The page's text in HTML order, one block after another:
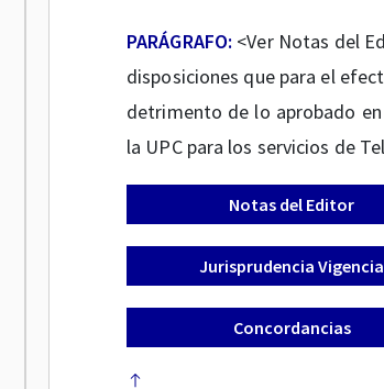
PARÁGRAFO: <Ver Notas del
disposiciones que para el
detrimento de lo aprobado
la UPC para los servicios de
Notas del Editor
Jurisprudencia Vigencia
Concordancias